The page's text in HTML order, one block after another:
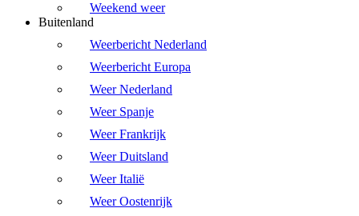
Weekend weer
Buitenland
Weerbericht Nederland
Weerbericht Europa
Weer Nederland
Weer Spanje
Weer Frankrijk
Weer Duitsland
Weer Italië
Weer Oostenrijk